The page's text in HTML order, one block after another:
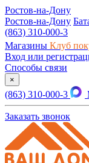
Ростов-на-Дону
Ростов-на-Дону
(863) 310-000-3
Магазины Клуб
Вход или
Способы связи
×
(863) 310-000-3
Заказать звонок